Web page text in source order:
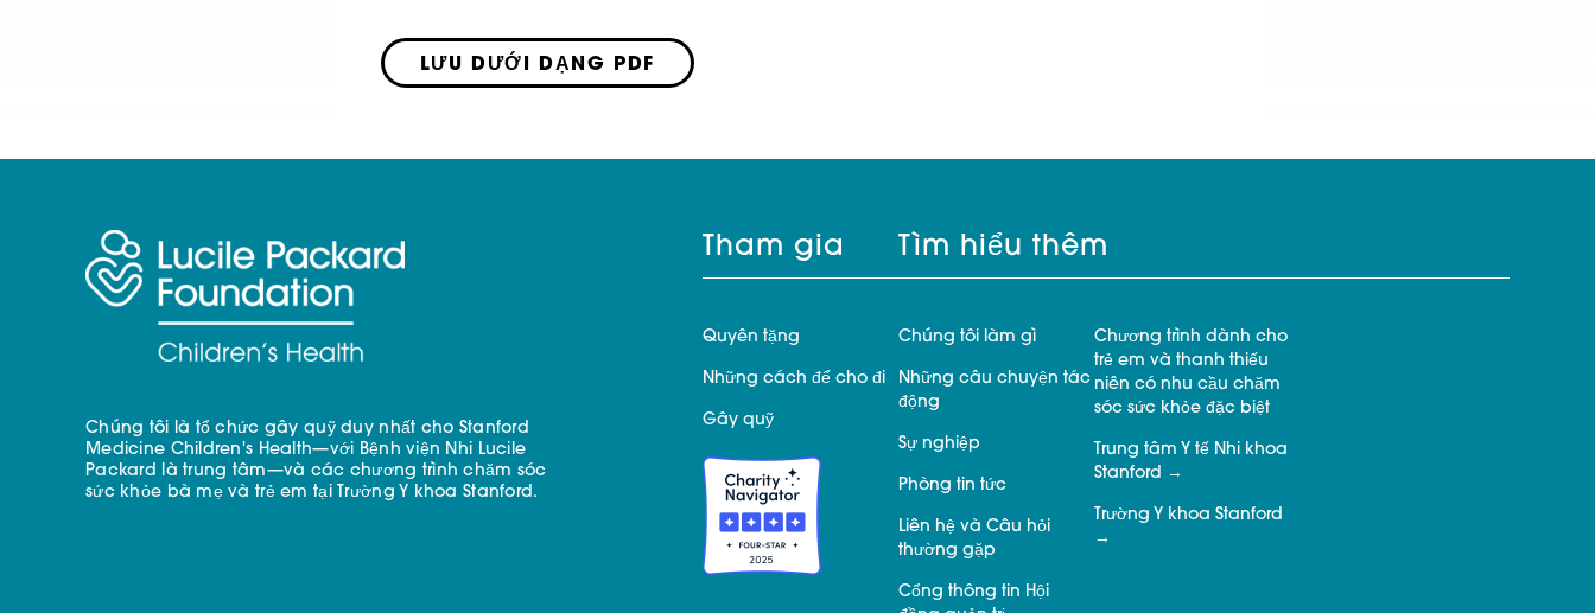
LƯU DƯỚI DẠNG PDF
Chúng tôi là tổ chức gây quỹ duy nhất cho Stanford
Medicine Children's Health—với Bệnh viện Nhi Lucile
Packard là trung tâm—và các chương trình chăm sóc
sức khỏe bà mẹ và trẻ em tại Trường Y khoa Stanford.
Tham gia
Quyên tặng
Những cách để cho đi
Gây quỹ
Tìm hiểu thêm
Chúng tôi làm gì
Những câu chuyện tác
động
Sự nghiệp
Phòng tin tức
Liên hệ và Câu hỏi
thường gặp
Cổng thông tin Hội
Chương trình dành cho
trẻ em và thanh thiếu
niên có nhu cầu chăm
sóc sức khỏe đặc biệt
Trung tâm Y tế Nhi khoa
Stanford
Trường Y khoa Stanford